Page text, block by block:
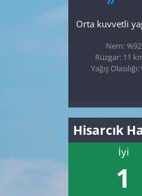
Orta kuvvetli
Nem: %92
Rüzgar: 11
Yağış
Hisarcık
İyi
1